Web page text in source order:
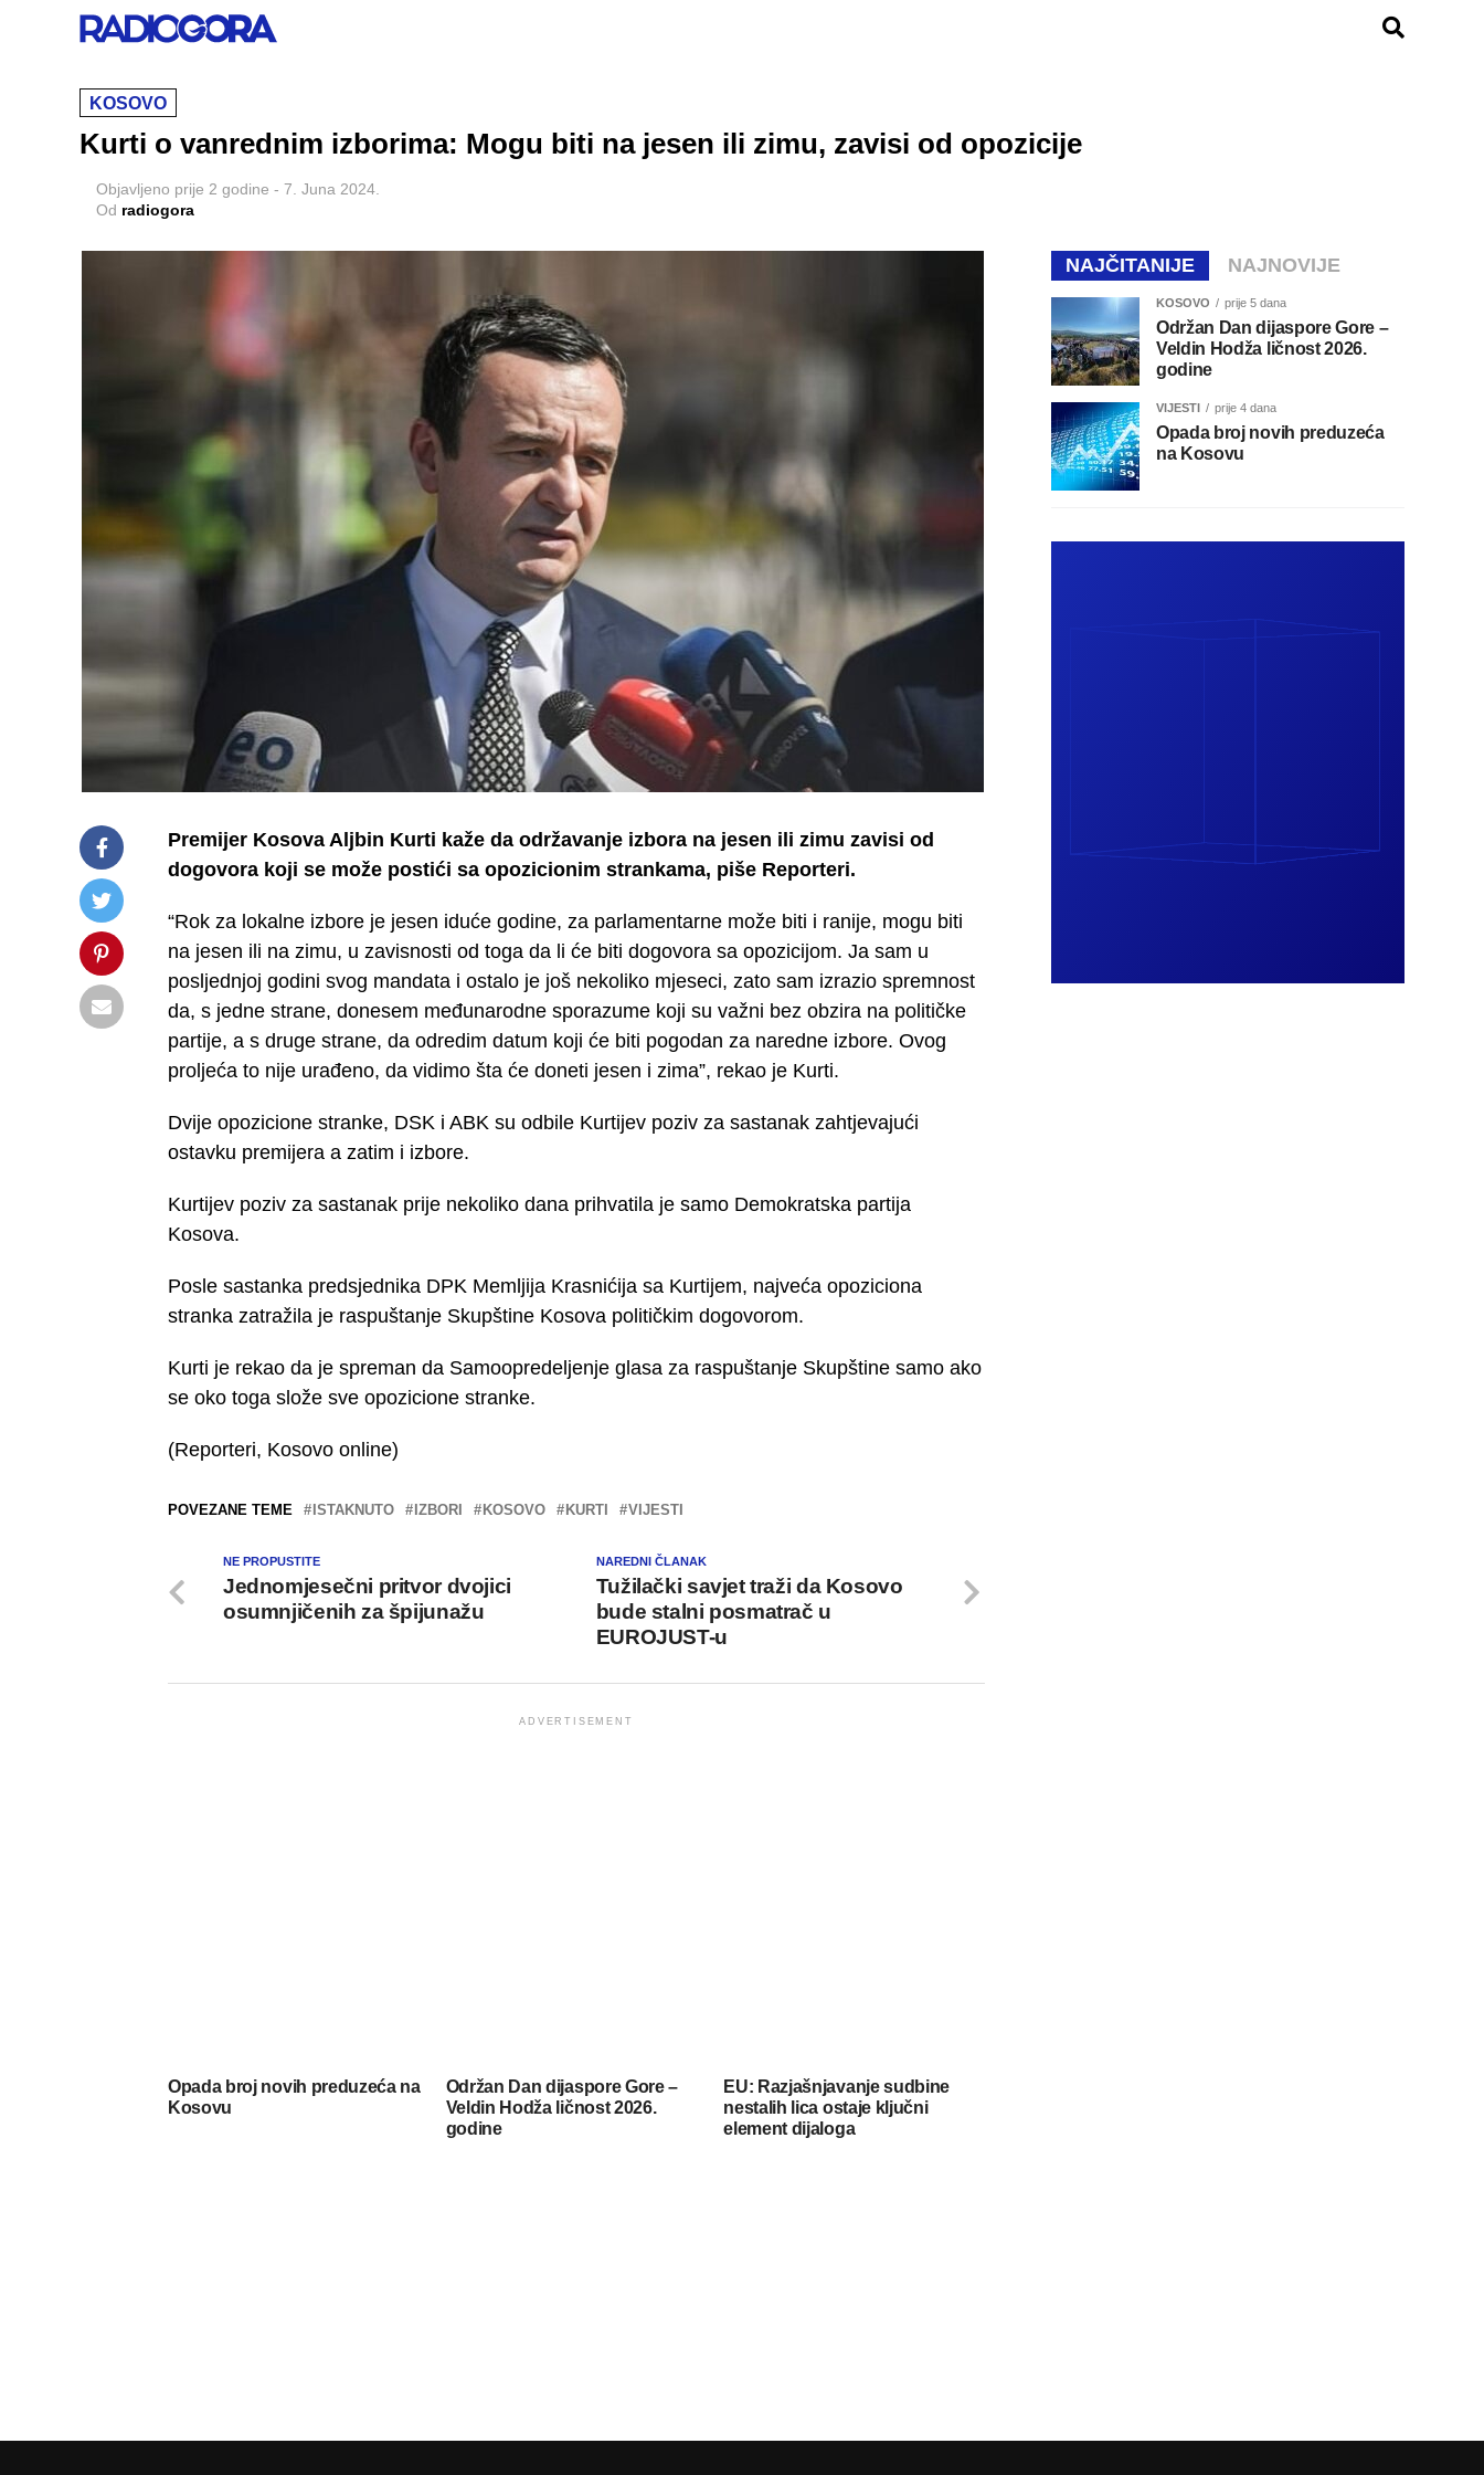
KOSOVO
Kurti o vanrednim izborima: Mogu biti na jesen ili zimu, zavisi od opozicije
Objavljeno prije 2 godine - 7. Juna 2024.
Od radiogora
Premijer Kosova Aljbin Kurti kaže da održavanje izbora na jesen ili zimu zavisi od
dogovora koji se može postići sa opozicionim strankama, piše Reporteri.
“Rok za lokalne izbore je jesen iduće godine, za parlamentarne može biti i ranije, mogu biti
na jesen ili na zimu, u zavisnosti od toga da li će biti dogovora sa opozicijom. Ja sam u
posljednjoj godini svog mandata i ostalo je još nekoliko mjeseci, zato sam izrazio spremnost
da, s jedne strane, donesem međunarodne sporazume koji su važni bez obzira na političke
partije, a s druge strane, da odredim datum koji će biti pogodan za naredne izbore. Ovog
proljeća to nije urađeno, da vidimo šta će doneti jesen i zima”, rekao je Kurti.
Dvije opozicione stranke, DSK i ABK su odbile Kurtijev poziv za sastanak zahtjevajući
ostavku premijera a zatim i izbore.
Kurtijev poziv za sastanak prije nekoliko dana prihvatila je samo Demokratska partija
Kosova.
Posle sastanka predsjednika DPK Memljija Krasnićija sa Kurtijem, najveća opoziciona
stranka zatražila je raspuštanje Skupštine Kosova političkim dogovorom.
Kurti je rekao da je spreman da Samoopredeljenje glasa za raspuštanje Skupštine samo ako
se oko toga slože sve opozicione stranke.
(Reporteri, Kosovo online)
POVEZANE TEME ISTAKNUTO IZBORI KOSOVO KURTI VIJESTI
NAREDNI ČLANAK
Tužilački savjet traži da Kosovo
bude stalni posmatrač u
EUROJUST-u
NE PROPUSTITE
Jednomjesečni pritvor dvojici
osumnjičenih za špijunažu
ADVERTISEMENT
Opada broj novih preduzeća na
Kosovu
Održan Dan dijaspore Gore –
Veldin Hodža ličnost 2026.
godine
EU: Razjašnjavanje sudbine
nestalih lica ostaje ključni
element dijaloga
NAJČITANIJE NAJNOVIJE
KOSOVO prije 5 dana
Održan Dan dijaspore Gore –
Veldin Hodža ličnost 2026.
godine
VIJESTI prije 4 dana
Opada broj novih preduzeća
na Kosovu